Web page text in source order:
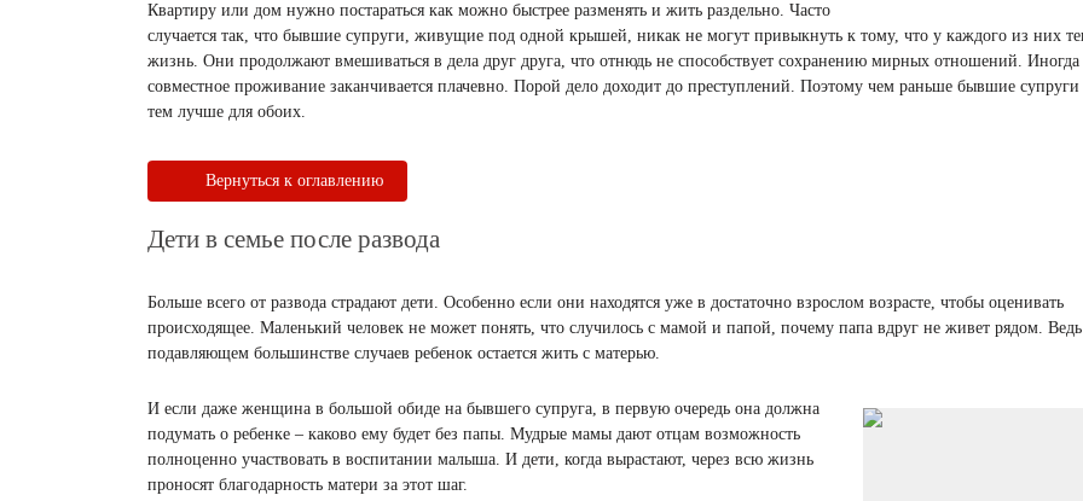
Квартиру или дом нужно постараться как можно быстрее разменять и жить раздельно. Часто
случается так, что бывшие супруги, живущие под одной крышей, никак не могут привыкнуть к тому, что у каждого из них
жизнь. Они продолжают вмешиваться в дела друг друга, что отнюдь не способствует сохранению мирных отношений. Иногда
совместное проживание заканчивается плачевно. Порой дело доходит до преступлений. Поэтому чем раньше бывшие супруги
тем лучше для обоих.
Вернуться к оглавлению
Дети в семье после развода
Больше всего от развода страдают дети. Особенно если они находятся уже в достаточно взрослом возрасте, чтобы оценивать
происходящее. Маленький человек не может понять, что случилось с мамой и папой, почему папа вдруг не живет рядом.
подавляющем большинстве случаев ребенок остается жить с матерью.
И если даже женщина в большой обиде на бывшего супруга, в первую очередь она должна
подумать о ребенке – каково ему будет без папы. Мудрые мамы дают отцам возможность
полноценно участвовать в воспитании малыша. И дети, когда вырастают, через всю жизнь
проносят благодарность матери за этот шаг.